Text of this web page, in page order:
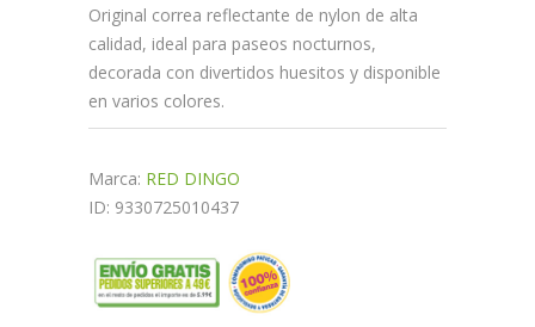
Original correa reflectante de nylon de alta
calidad, ideal para paseos nocturnos,
decorada con divertidos huesitos y disponible
en varios colores.
Marca: RED DINGO
ID: 9330725010437